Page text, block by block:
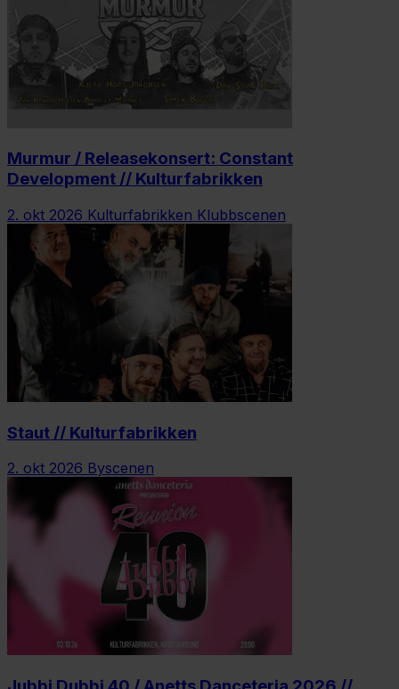
Murmur / Releasekonsert: Constant
Development // Kulturfabrikken
2. okt 2026 Kulturfabrikken Klubbscenen
Staut // Kulturfabrikken
2. okt 2026 Byscenen